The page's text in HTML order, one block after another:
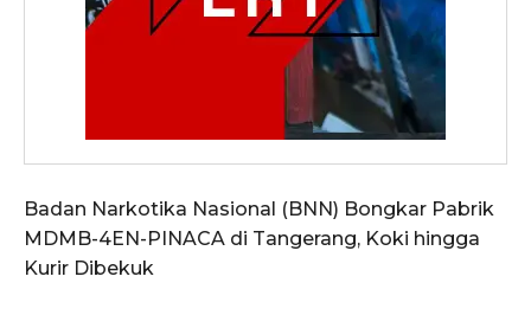
Badan Narkotika Nasional (BNN) Bongkar Pabrik
MDMB-4EN-PINACA di Tangerang, Koki hingga
Kurir Dibekuk